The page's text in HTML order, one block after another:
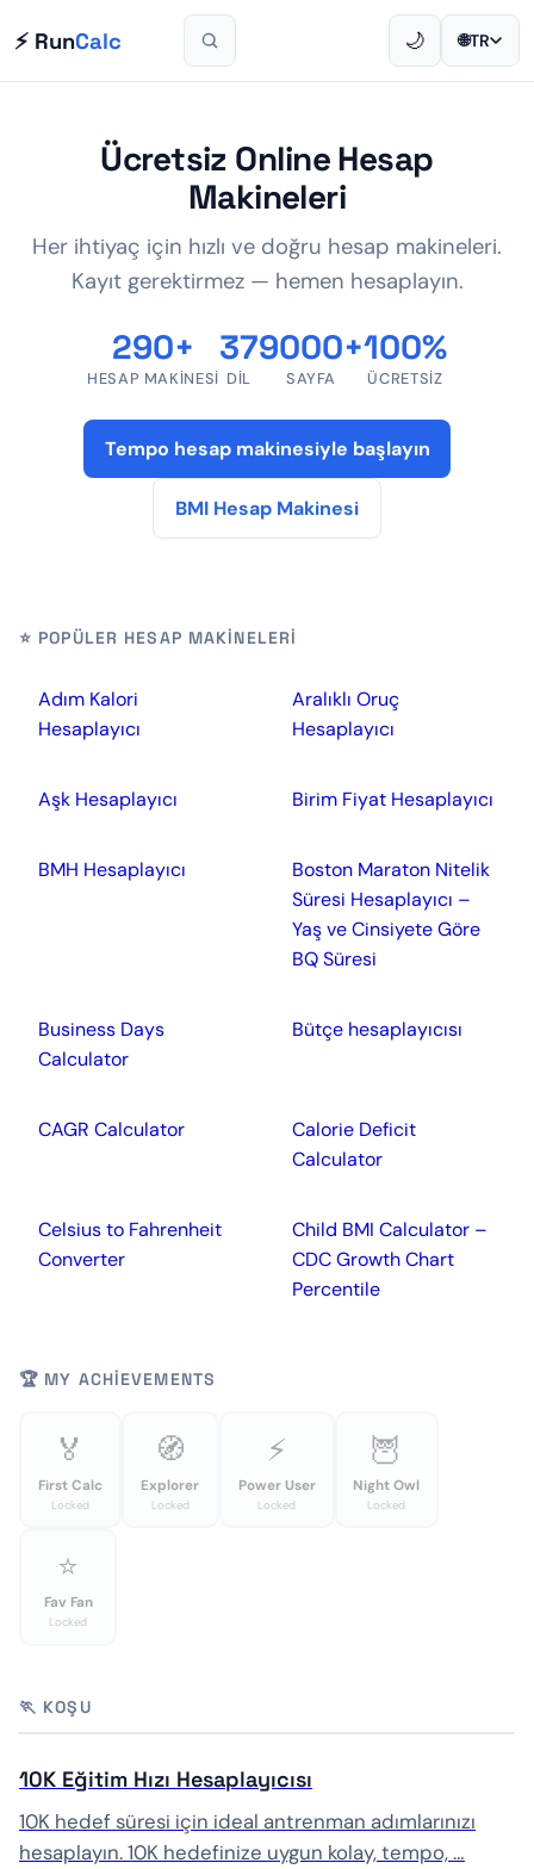
⚡ RunCalc 🌙 🌐TR
Ücretsiz Online Hesap
Makineleri
Her ihtiyaç için hızlı ve doğru hesap makineleri.
Kayıt gerektirmez — hemen hesaplayın.
290+
HESAP MAKINESI
37
DIL
9000+
SAYFA
100%
ÜCRETSIZ
Tempo hesap makinesiyle başlayın
BMI Hesap Makinesi
⭐ POPÜLER HESAP MAKINELERI
Adım Kalori
Hesaplayıcı
Aralıklı Oruç
Hesaplayıcı
Aşk Hesaplayıcı Birim Fiyat Hesaplayıcı
BMH Hesaplayıcı
Boston Maraton Nitelik
Süresi Hesaplayıcı –
Yaş ve Cinsiyete Göre
BQ Süresi
Business Days
Calculator
Bütçe hesaplayıcısı
CAGR Calculator
Calorie Deficit
Calculator
Celsius to Fahrenheit
Converter
Child BMI Calculator –
CDC Growth Chart
Percentile
🏆 MY ACHIEVEMENTS
🏅
First Calc
Locked
🧭
Explorer
Locked
⚡
Power User
Locked
🦉
Night Owl
Locked
⭐
Fav Fan
Locked
🏃 KOŞU
10K Eğitim Hızı Hesaplayıcısı
10K hedef süresi için ideal antrenman adımlarınızı
hesaplayın. 10K hedefinize uygun kolay, tempo, …